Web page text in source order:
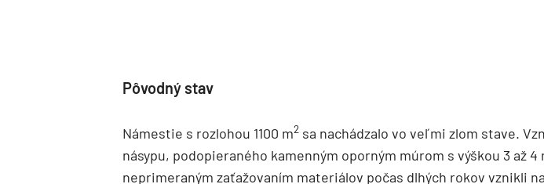
Pôvodný stav
Námestie s rozlohou 1100 m2 sa nachádzalo vo veľmi zlom stave.
násypu, podopieraného kamenným oporným múrom s výškou 3 až
neprimeraným zaťažovaním materiálov počas dlhých rokov vznikli